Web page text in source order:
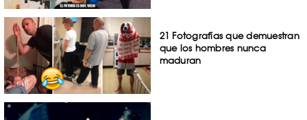
21 Fotografías que demuestran
que los hombres nunca
maduran